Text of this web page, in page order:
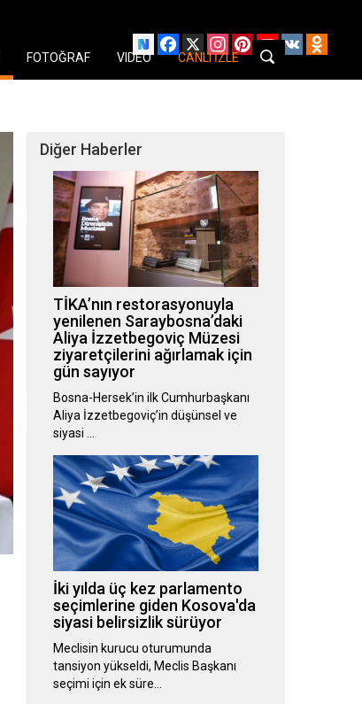
Facebook
X Instagram
PinterestYouTube
VK
FOTOĞRAF VIDEO CANLI İZLE
Diğer Haberler
TİKA’nın restorasyonuyla
yenilenen Saraybosna’daki
Aliya İzzetbegoviç Müzesi
ziyaretçilerini ağırlamak için
gün sayıyor
Bosna-Hersek’in ilk Cumhurbaşkanı
Aliya İzzetbegoviç’in düşünsel ve
siyasi …
İki yılda üç kez parlamento
seçimlerine giden Kosova'da
siyasi belirsizlik sürüyor
Meclisin kurucu oturumunda
tansiyon yükseldi, Meclis Başkanı
seçimi için ek süre…